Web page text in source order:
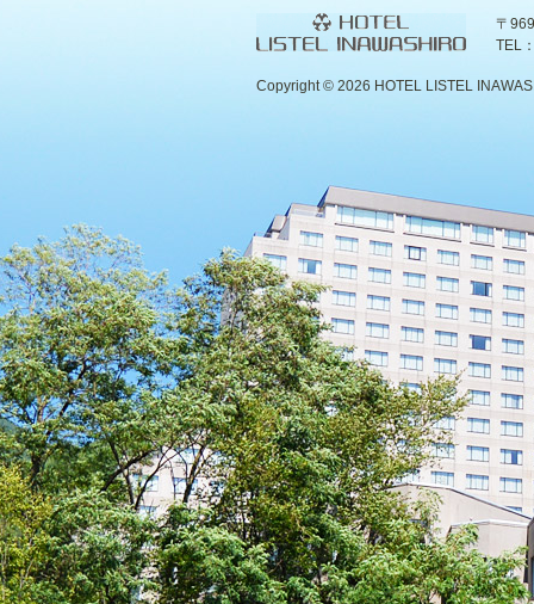
〒
TEL
Copyright © 2026 HOTEL LISTEL